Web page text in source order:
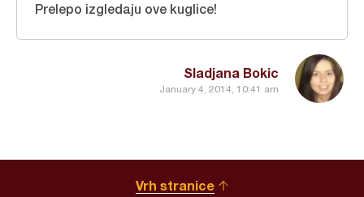
Sladjana Bokic
January 4, 2014, 10:41 am
Prelepo izgledaju ove kuglice!
Vrh stranice